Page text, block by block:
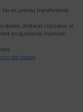
No es preveu transferència
dades, limitació i oposició al
en qualsevol moment.
de-dades